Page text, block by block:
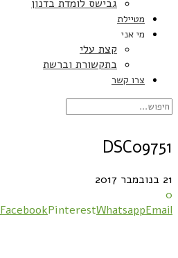
גבישס לומדת בדנון
מטיילת
מי אני
קצת עלי
בתקשורת וברשת
צרו קשר
DSC09751
21 בנובמבר 2017
0
FacebookPinterestWhatsappEmail